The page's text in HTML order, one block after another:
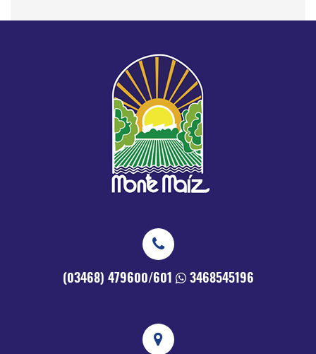
(03468) 479600/601 3468545196